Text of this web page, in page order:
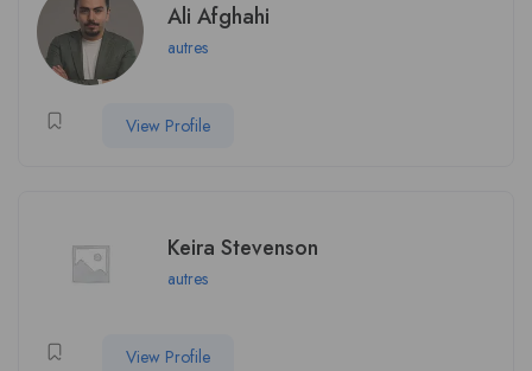
Ali Afghahi
autres
View Profile
Keira Stevenson
autres
View Profile